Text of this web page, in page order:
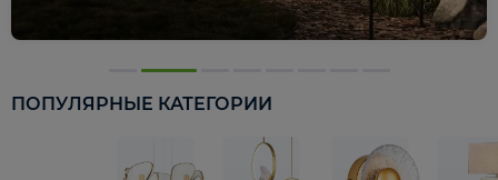
ПОПУЛЯРНЫЕ КАТЕГОРИИ